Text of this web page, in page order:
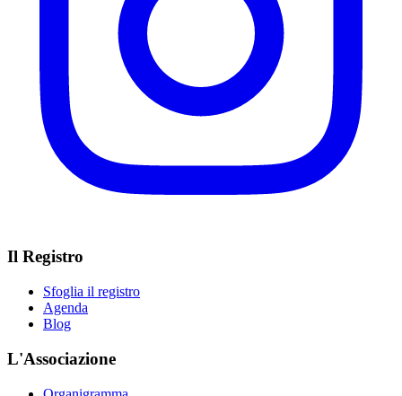
Il Registro
Sfoglia il registro
Agenda
Blog
L'Associazione